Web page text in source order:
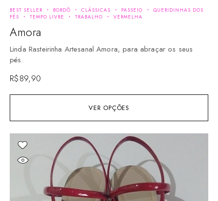
VER OPÇÕES
BEST SELLER BORDÔ CLÁSSICAS PASSEIO
QUERIDINHAS DOS
PÉS
TEMPO LIVRE TRABALHO VERMELHA
Amora
Linda Rasteirinha Artesanal Amora, para abraçar os seus
pés.
R$89,90